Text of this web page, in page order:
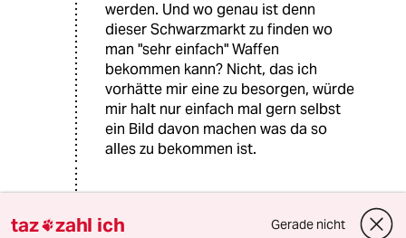
werden. Und wo genau ist denn
dieser Schwarzmarkt zu finden wo
man "sehr einfach" Waffen
bekommen kann? Nicht, das ich
vorhätte mir eine zu besorgen, würde
mir halt nur einfach mal gern selbst
ein Bild davon machen was da so
alles zu bekommen ist.
Rudi Hamm
taz zahl ich Gerade nicht